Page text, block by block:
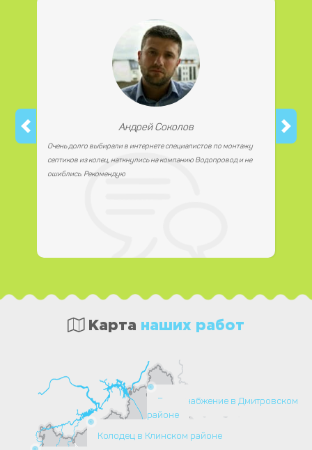
Андрей Соколов
Очень долго выбирали в интернете специалистов по монтажу
септиков из колец, наткнулись на компанию Водопровод и не
ошиблись. Рекомендую
Карта наших работ
Колодец в Клинском районе
Водоснабжение в Дмитровском
районе